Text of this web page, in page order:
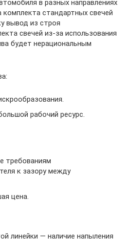
в разных направлениях
стандартных свечей
вывод из строя
свечей из-за использования
будет нерациональным
рабочий ресурс.
требованиям
к зазору между
цена.
линейки — наличие напыления